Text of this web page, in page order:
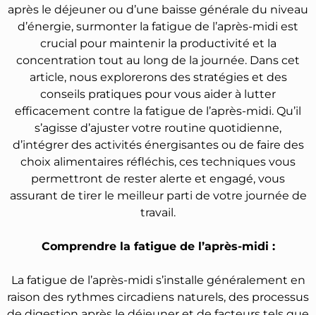
après le déjeuner ou d’une baisse générale du niveau
d’énergie, surmonter la fatigue de l’après-midi est
crucial pour maintenir la productivité et la
concentration tout au long de la journée. Dans cet
article, nous explorerons des stratégies et des
conseils pratiques pour vous aider à lutter
efficacement contre la fatigue de l’après-midi. Qu’il
s’agisse d’ajuster votre routine quotidienne,
d’intégrer des activités énergisantes ou de faire des
choix alimentaires réfléchis, ces techniques vous
permettront de rester alerte et engagé, vous
assurant de tirer le meilleur parti de votre journée de
travail.
Comprendre la fatigue de l’après-midi :
La fatigue de l’après-midi s’installe généralement en
raison des rythmes circadiens naturels, des processus